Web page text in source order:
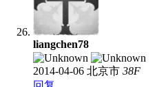
liangchen78
2014-04-06 北京市 38F